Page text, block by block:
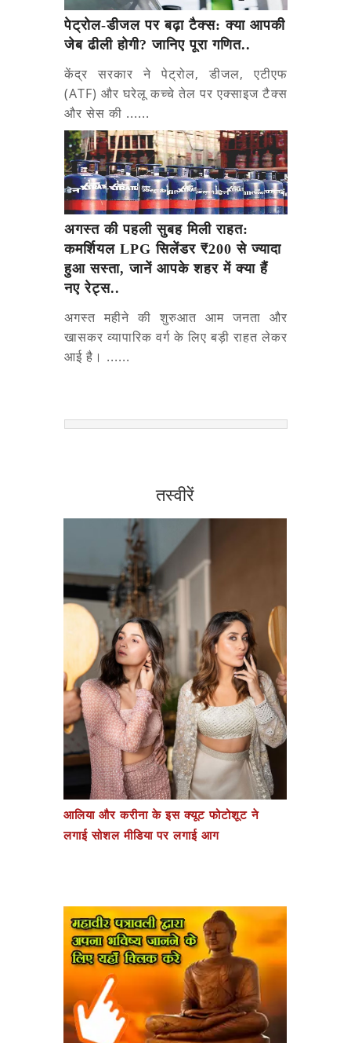
पेट्रोल-डीजल पर बढ़ा टैक्स: क्या आपकी
जेब ढीली होगी? जानिए पूरा गणित..
केंद्र सरकार ने पेट्रोल, डीजल, एटीएफ
(ATF) और घरेलू कच्चे तेल पर एक्साइज टैक्स
और सेस की ......
अगस्त की पहली सुबह मिली राहत:
कमर्शियल LPG सिलेंडर ₹200 से ज्यादा
हुआ सस्ता, जानें आपके शहर में क्या हैं
नए रेट्स..
अगस्त महीने की शुरुआत आम जनता और
खासकर व्यापारिक वर्ग के लिए बड़ी राहत लेकर
आई है। ......
तस्वीरें
आलिया और करीना के इस क्यूट फोटोशूट ने
लगाई सोशल मीडिया पर लगाई आग